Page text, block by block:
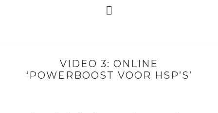
VIDEO 3: ONLINE
‘POWERBOOST VOOR HSP’S’